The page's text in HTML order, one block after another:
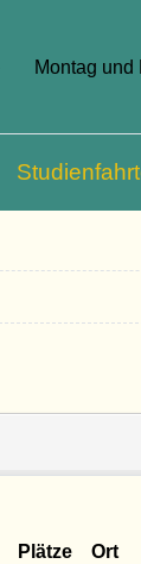
Montag und
Plätze Ort